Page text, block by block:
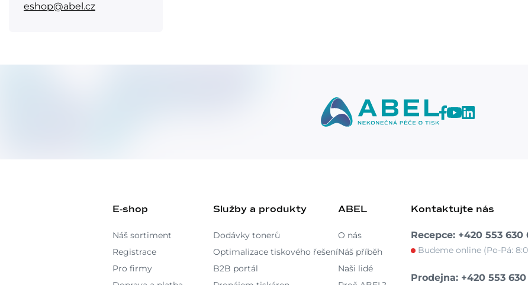
eshop@abel.cz
E-shop
Náš sortiment
Registrace
Pro firmy
Služby a produkty
Dodávky tonerů
Optimalizace tiskového řešení
B2B portál
ABEL
O nás
Náš příběh
Naši lidé
Kontaktujte nás
Recepce: +420 553 630
Budeme online (Po-Pá:
Prodejna: +420 553